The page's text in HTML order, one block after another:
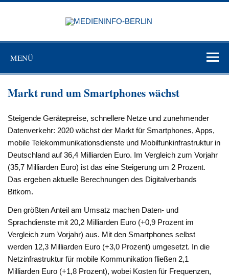
Zum
MENÜ
Markt rund um Smartphones wächst
Steigende Gerätepreise, schnellere Netze und zunehmender
Datenverkehr: 2020 wächst der Markt für Smartphones, Apps,
mobile Telekommunikationsdienste und Mobilfunkinfrastruktur in
Deutschland auf 36,4 Milliarden Euro. Im Vergleich zum Vorjahr
(35,7 Milliarden Euro) ist das eine Steigerung um 2 Prozent.
Das ergeben aktuelle Berechnungen des Digitalverbands
Bitkom.
Den größten Anteil am Umsatz machen Daten- und
Sprachdienste mit 20,2 Milliarden Euro (+0,9 Prozent im
Vergleich zum Vorjahr) aus. Mit den Smartphones selbst
werden 12,3 Milliarden Euro (+3,0 Prozent) umgesetzt. In die
Netzinfrastruktur für mobile Kommunikation fließen 2,1
Milliarden Euro (+1,8 Prozent), wobei Kosten für Frequenzen,